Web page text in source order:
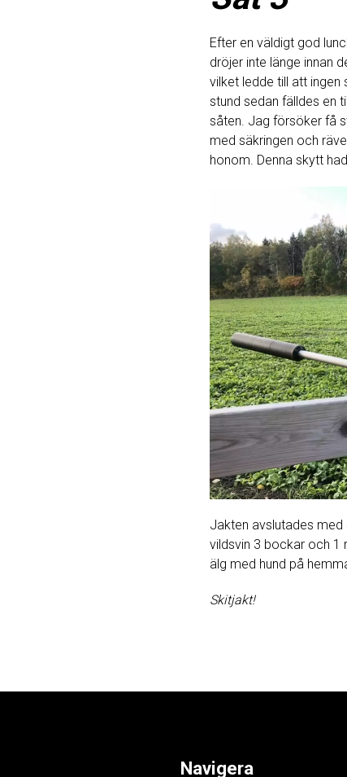
Efter en väldigt god
dröjer inte länge innan
vilket ledde till att ingen
stund sedan fälldes en
såten. Jag försöker få
med säkringen och
honom. Denna skytt
Jakten avslutades
vildsvin 3 bockar och 1
älg med hund på
Skitjakt!
Navigera